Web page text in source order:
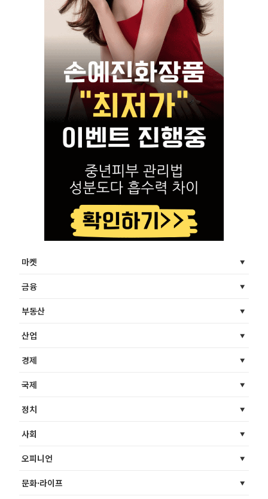
마켓
금융
부동산
산업
경제
국제
정치
사회
오피니언
문화·라이프